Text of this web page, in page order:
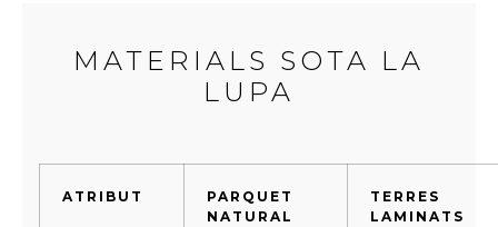
MATERIALS SOTA LA
LUPA
ATRIBUT
PARQUET
NATURAL
TERRES
LAMINATS